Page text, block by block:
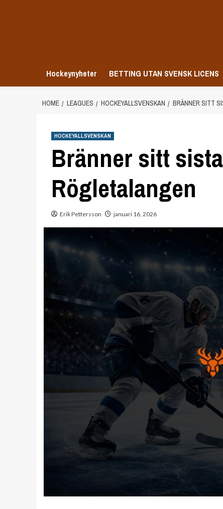
Hockeynyheter BETTING UTAN SVENSK LICENS
HOME LEAGUES HOCKEYALLSVENSKAN BRÄNNER SITT
HOCKEYALLSVENSKAN
Bränner sitt
Rögletalangen
Erik Pettersson januari 16, 2026